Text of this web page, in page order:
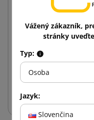
Dekoračné
od
Vážený zákazník,
stránky
Typ:
Osoba
Jazyk:
Slovenčina